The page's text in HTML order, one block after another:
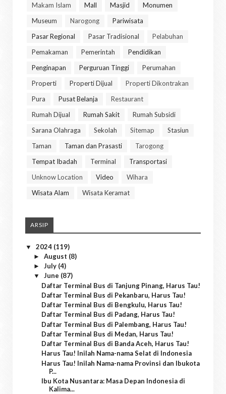
Makam Islam
Mall Masjid
Monumen
Museum
Narogong
Pariwisata
Pasar Regional
Pasar Tradisional
Pelabuhan
Pemakaman
Pemerintah
Pendidikan
Penginapan
Perguruan Tinggi
Perumahan
Properti
Properti Dijual
Properti Dikontrakan
Pura
Pusat Belanja
Restaurant
Rumah Dijual
Rumah Sakit
Rumah Subsidi
Sarana Olahraga
Sekolah Sitemap
Stasiun
Taman
Taman dan Prasasti
Tarogong
Tempat Ibadah
Terminal
Transportasi
Unknow Location
Video
Wihara
Wisata Alam
Wisata Keramat
ARSIP
▼ 2024 (119)
► August (8)
► July (4)
▼ June (87)
Daftar Terminal Bus di Tanjung Pinang, Harus Tau!
Daftar Terminal Bus di Pekanbaru, Harus Tau!
Daftar Terminal Bus di Bengkulu, Harus Tau!
Daftar Terminal Bus di Padang, Harus Tau!
Daftar Terminal Bus di Palembang, Harus Tau!
Daftar Terminal Bus di Medan, Harus Tau!
Daftar Terminal Bus di Banda Aceh, Harus Tau!
Harus Tau! Inilah Nama-nama Selat di Indonesia
Harus Tau! Inilah Nama-nama Provinsi dan Ibukota
P...
Ibu Kota Nusantara: Masa Depan Indonesia di
Kalima...